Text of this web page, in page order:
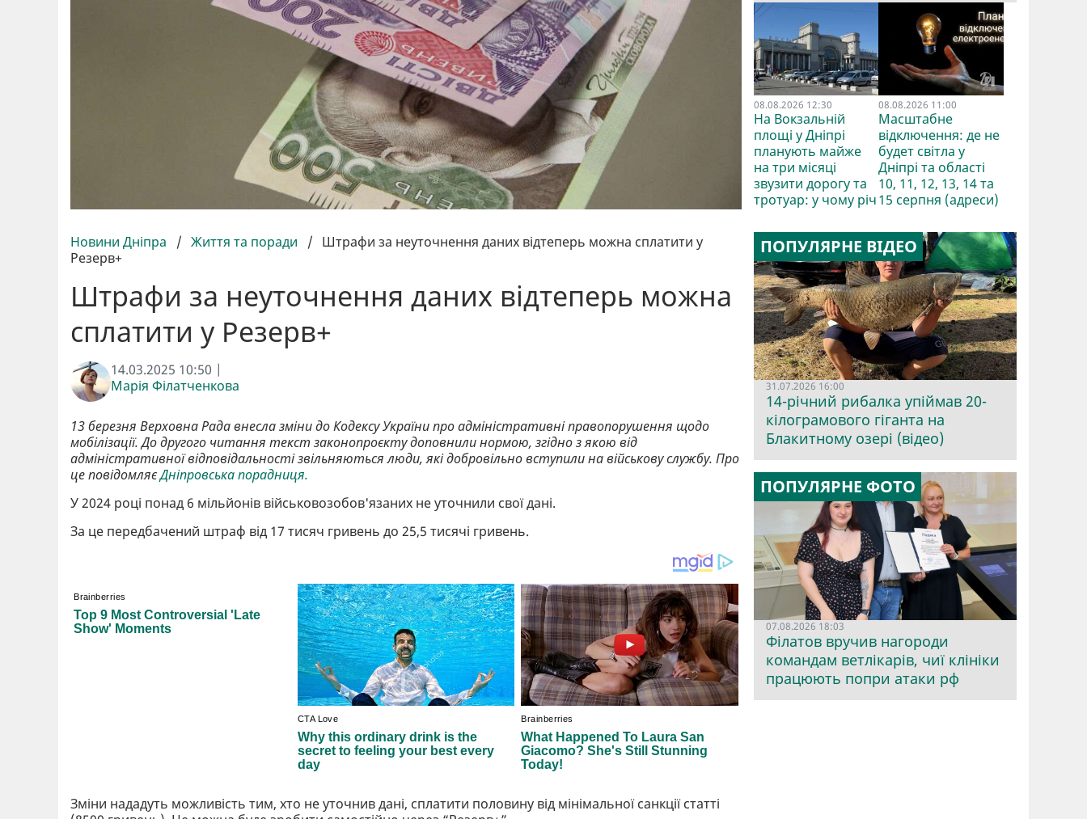
Новини Дніпра / Життя та поради / Штрафи за неуточнення даних відтеперь можна сплатити у
Резерв+
Штрафи за неуточнення даних відтеперь можна
сплатити у Резерв+
14.03.2025 10:50 |
Марія Філатченкова
13 березня Верховна Рада внесла зміни до Кодексу України про адміністративні правопорушення щодо
мобілізації. До другого читання текст законопроєкту доповнили нормою, згідно з якою від
адміністративної відповідальності звільняються люди, які добровільно вступили на військову службу. Про
це повідомляєДніпровська порадниця.
У 2024 році понад 6 мільйонів військовозобов'язаних не уточнили свої дані.
За це передбачений штраф від 17 тисяч гривень до 25,5 тисячі гривень.
Зміни нададуть можливість тим, хто не уточнив дані, сплатити половину від мінімальної санкції статті
08.08.2026 12:30
На Вокзальній
площі у Дніпрі
планують майже
на три місяці
звузити дорогу та
тротуар: у чому річ
08.08.2026 11:00
Масштабне
відключення: де не
будет світла у
Дніпрі та області
10, 11, 12, 13, 14 та
15 серпня (адреси)
ПОПУЛЯРНЕ ВІДЕО
31.07.2026 16:00
14-річний рибалка упіймав 20-
кілограмового гіганта на
Блакитному озері (відео)
ПОПУЛЯРНЕ ФОТО
07.08.2026 18:03
Філатов вручив нагороди
командам ветлікарів, чиї клініки
працюють попри атаки рф